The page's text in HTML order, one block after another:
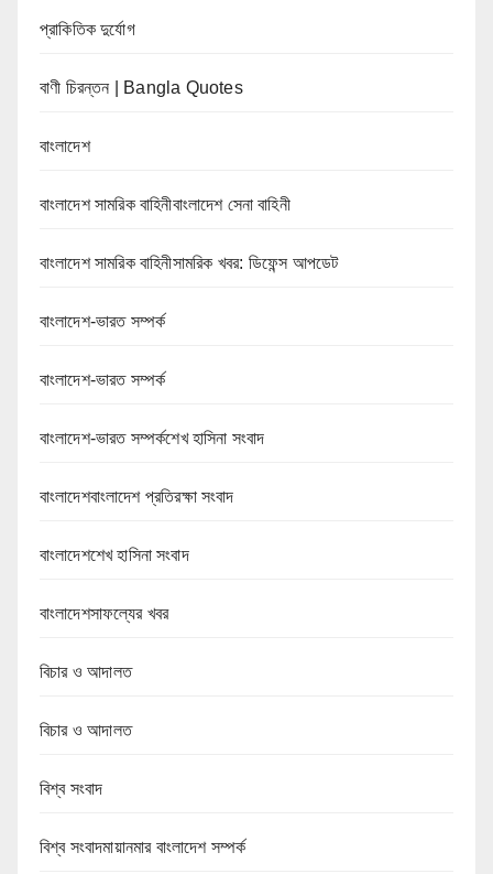
প্রাকিতিক দুর্যোগ
বাণী চিরন্তন | Bangla Quotes
বাংলাদেশ
বাংলাদেশ সামরিক বাহিনীবাংলাদেশ সেনা বাহিনী
বাংলাদেশ সামরিক বাহিনীসামরিক খবর: ডিফেন্স আপডেট
বাংলাদেশ-ভারত সম্পর্ক
বাংলাদেশ-ভারত সম্পর্ক
বাংলাদেশ-ভারত সম্পর্কশেখ হাসিনা সংবাদ
বাংলাদেশবাংলাদেশ প্রতিরক্ষা সংবাদ
বাংলাদেশশেখ হাসিনা সংবাদ
বাংলাদেশসাফল্যের খবর
বিচার ও আদালত
বিচার ও আদালত
বিশ্ব সংবাদ
বিশ্ব সংবাদমায়ানমার বাংলাদেশ সম্পর্ক